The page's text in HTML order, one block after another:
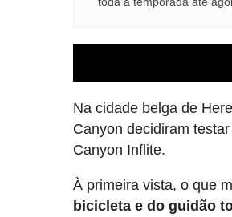
Na cidade belga de
Canyon decidiram
Canyon Inflite.
À primeira vista, o que
bicicleta e do guidão